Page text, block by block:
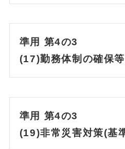
準用 第4の3
(17)勤務体制の確保
準用 第4の3
(19)非常災害対策(基